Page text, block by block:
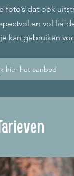
dat ook
en vol
kan gebruiken
hier het aanbod